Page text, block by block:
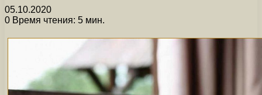
05.10.2020
0 Время чтения: 5 мин.